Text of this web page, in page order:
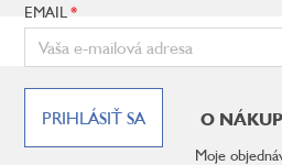
EMAIL
PRIHLÁSIŤ SA O
Moje